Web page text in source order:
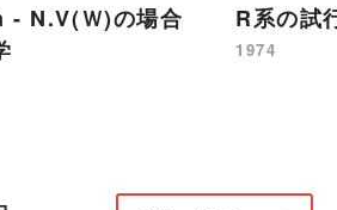
N.V(Ｗ)の場合
R系の試
1974